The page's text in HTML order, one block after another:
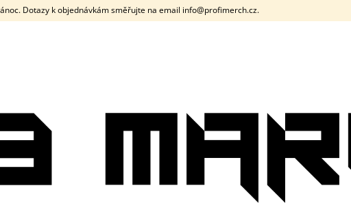
Dotazy k objednávkám směřujte na email info@profimerch.cz.
DOPORUČUJEME